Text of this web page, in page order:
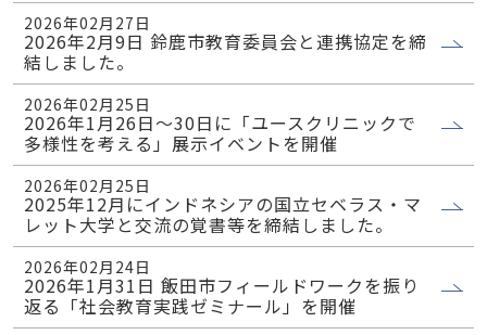
2026年02月27日
2026年2月9日 鈴鹿市教育委員会と連携協定を締
結しました。
2026年02月25日
2026年1月26日〜30日に「ユースクリニックで
多様性を考える」展示イベントを開催
2026年02月25日
2025年12月にインドネシアの国立セベラス・マ
レット大学と交流の覚書等を締結しました。
2026年02月24日
2026年1月31日 飯田市フィールドワークを振り
返る「社会教育実践ゼミナール」を開催